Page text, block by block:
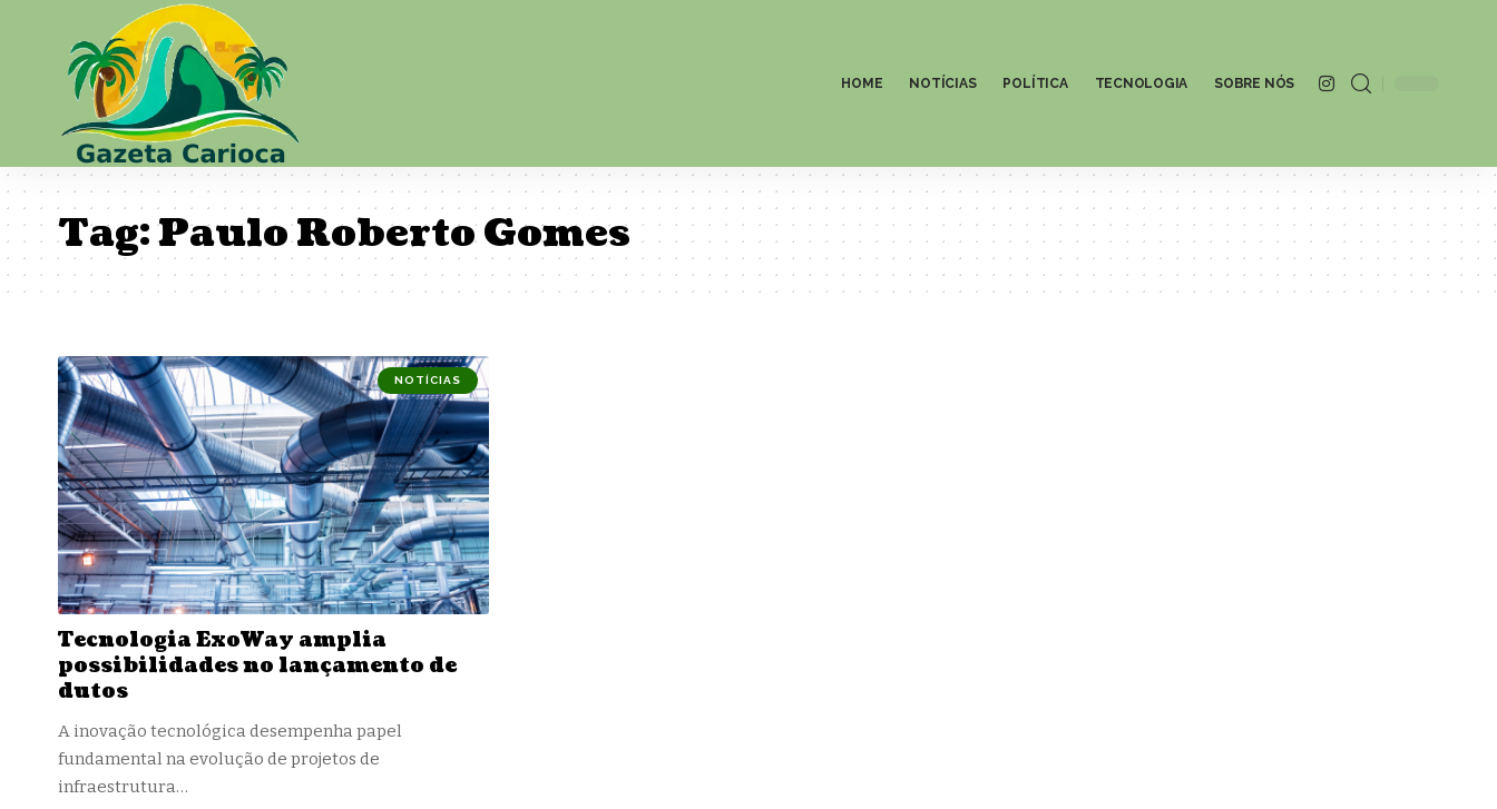
HOME NOTÍCIAS POLÍTICA TECNOLOGIA SOBRE NÓS
Tag:Paulo Roberto Gomes
NOTÍCIAS
Tecnologia ExoWay amplia
possibilidades no lançamento de
dutos
A inovação tecnológica desempenha papel
fundamental na evolução de projetos de
infraestrutura…